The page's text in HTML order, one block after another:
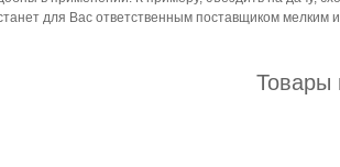
для Вас ответственным поставщиком мелким
Товары